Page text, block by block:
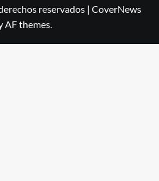
reservados | CoverNews
AF themes.